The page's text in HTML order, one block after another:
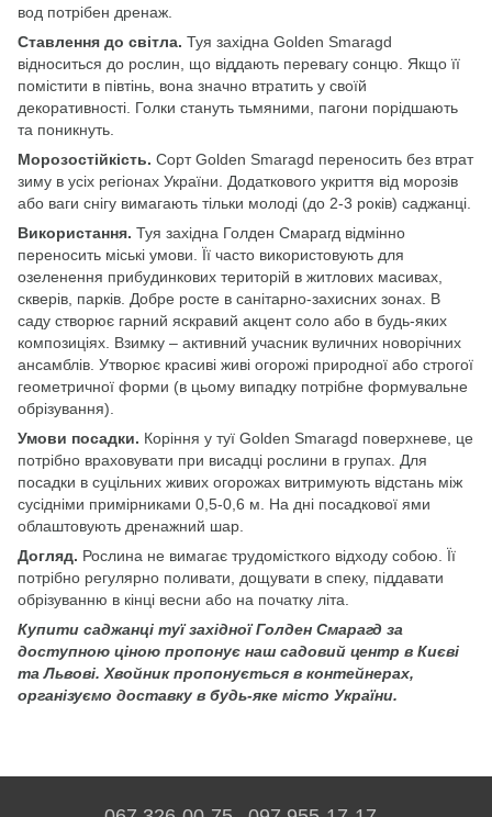
вод потрібен дренаж.
Ставлення до світла. Туя західна Golden Smaragd
відноситься до рослин, що віддають перевагу сонцю. Якщо її
помістити в півтінь, вона значно втратить у своїй
декоративності. Голки стануть тьмяними, пагони порідшають
та поникнуть.
Морозостійкість. Сорт Golden Smaragd переносить без втрат
зиму в усіх регіонах України. Додаткового укриття від морозів
або ваги снігу вимагають тільки молоді (до 2-3 років) саджанці.
Використання. Туя західна Голден Смарагд відмінно
переносить міські умови. Її часто використовують для
озеленення прибудинкових територій в житлових масивах,
скверів, парків. Добре росте в санітарно-захисних зонах. В
саду створює гарний яскравий акцент соло або в будь-яких
композиціях. Взимку – активний учасник вуличних новорічних
ансамблів. Утворює красиві живі огорожі природної або строгої
геометричної форми (в цьому випадку потрібне формувальне
обрізування).
Умови посадки. Коріння у туї Golden Smaragd поверхневе, це
потрібно враховувати при висадці рослини в групах. Для
посадки в суцільних живих огорожах витримують відстань між
сусідніми примірниками 0,5-0,6 м. На дні посадкової ями
облаштовують дренажний шар.
Догляд. Рослина не вимагає трудомісткого відходу собою. Її
потрібно регулярно поливати, дощувати в спеку, піддавати
обрізуванню в кінці весни або на початку літа.
Купити саджанці туї західної Голден Смарагд за
доступною ціною пропонує наш садовий центр в Києві
та Львові. Хвойник пропонується в контейнерах,
організуємо доставку в будь-яке місто України.